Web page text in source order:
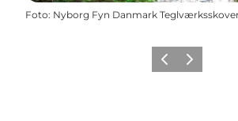
Foto: Nyborg Fyn Danmark
ZurückWeiter